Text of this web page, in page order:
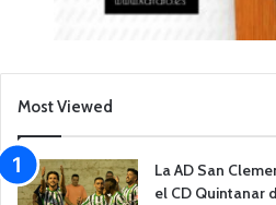
Most Viewed
La AD San
el CD Quintanar